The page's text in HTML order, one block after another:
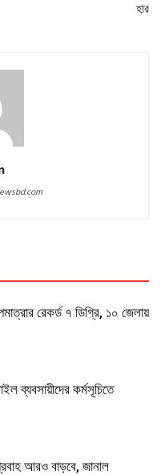
হার
রেকর্ড ৭ ডিগ্রি, ১০ জেলায়
ব্যবসায়ীদের কর্মসূচিতে
আরও বাড়বে, জানাল